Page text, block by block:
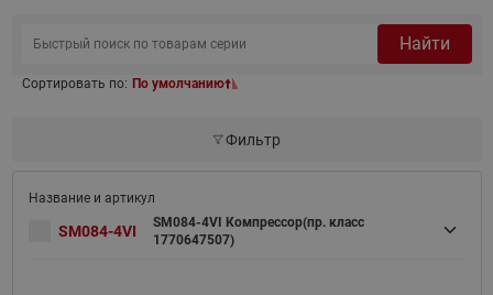
Найти
Сортировать по: По умолчанию
Фильтр
SM084-4VI
SM084-4VI Компрессор(пр. класс
1770647507)